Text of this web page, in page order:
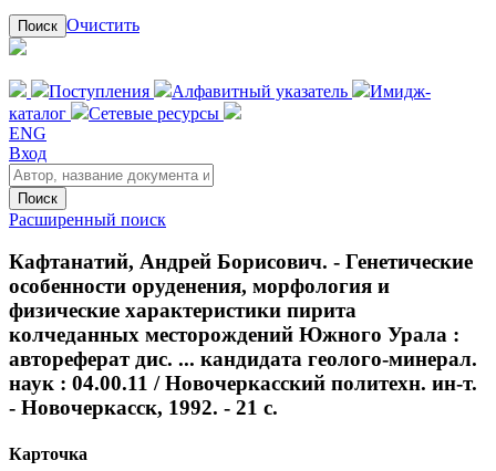
Поиск Очистить
Поступления Алфавитный указатель
Имидж-
каталог
Сетевые ресурсы
ENG
Вход
Поиск
Расширенный поиск
Кафтанатий, Андрей Борисович. - Генетические
особенности оруденения, морфология и
физические характеристики пирита
колчеданных месторождений Южного Урала :
автореферат дис. ... кандидата геолого-минерал.
наук : 04.00.11 / Новочеркасский политехн. ин-т.
- Новочеркасск, 1992. - 21 с.
Карточка